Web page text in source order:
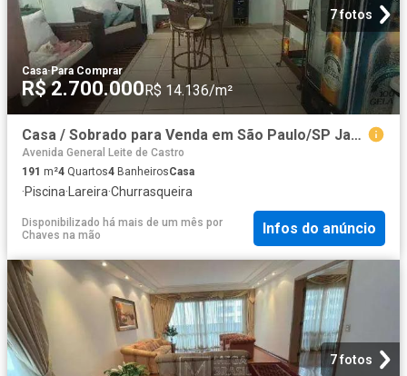
7 fotos
Casa·Para Comprar
R$ 2.700.000R$ 14.136/m²
Casa / Sobrado para Venda em São Paulo/SP Jardim da Saude 4 Quartos
Avenida General Leite de Castro
191 m²4 Quartos4 BanheirosCasa
·Piscina· Lareira·Churrasqueira
Disponibilizado há mais de um mês por
Chaves na mão
Infos do anúncio
7 fotos